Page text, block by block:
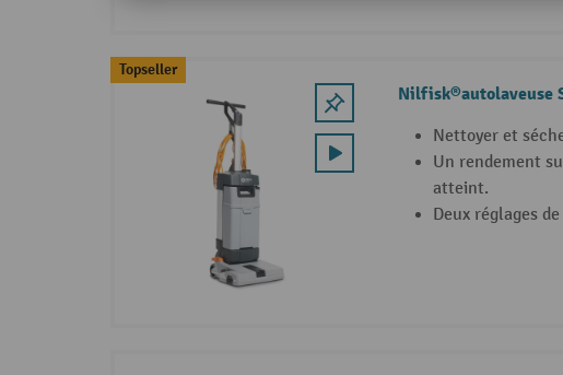
Topseller
Nilfisk®autolaveuse
Nettoyer et
Un rendement
atteint.
Deux réglages